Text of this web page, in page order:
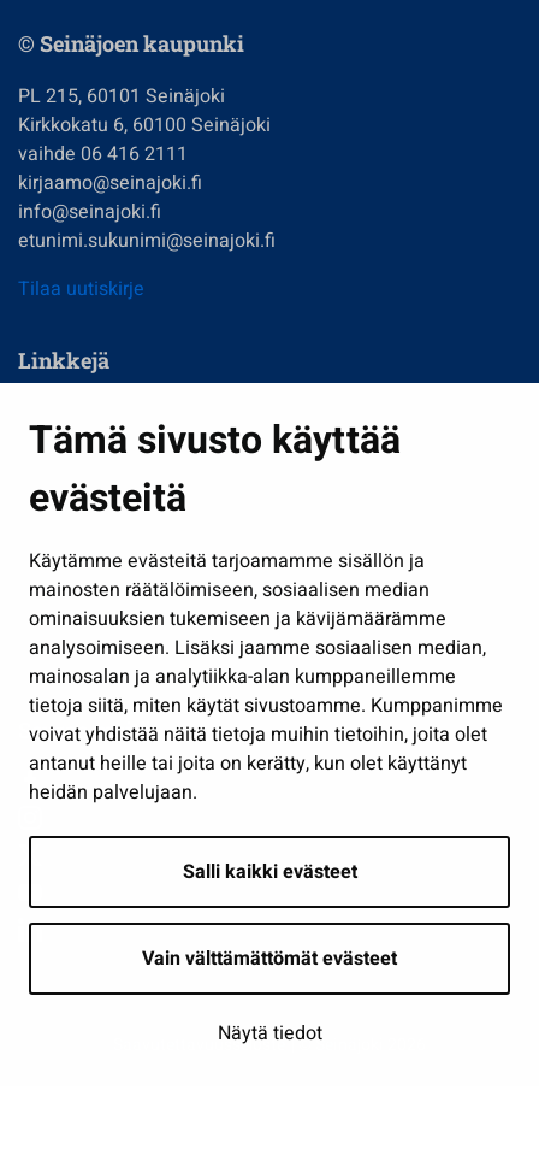
Tämä sivusto käyttää
evästeitä
Käytämme evästeitä tarjoamamme sisällön ja
mainosten räätälöimiseen, sosiaalisen median
ominaisuuksien tukemiseen ja kävijämäärämme
analysoimiseen. Lisäksi jaamme sosiaalisen median,
mainosalan ja analytiikka-alan kumppaneillemme
tietoja siitä, miten käytät sivustoamme. Kumppanimme
voivat yhdistää näitä tietoja muihin tietoihin, joita olet
antanut heille tai joita on kerätty, kun olet käyttänyt
heidän palvelujaan.
Salli kaikki evästeet
Vain välttämättömät evästeet
Näytä tiedot
© Seinäjoen kaupunki
PL 215, 60101 Seinäjoki
Kirkkokatu 6, 60100 Seinäjoki
vaihde 06 416 2111
kirjaamo@seinajoki.fi
info@seinajoki.fi
etunimi.sukunimi@seinajoki.fi
Tilaa uutiskirje
Linkkejä
Kasvatus ja opetus
Kulttuuri ja liikunta
Työ ja yrittäminen
Osallistu ja asioi
Näytä omat evästeasetukseni
Seuraa meitä
Saavutettavuusseloste | © Seinäjoki 2026